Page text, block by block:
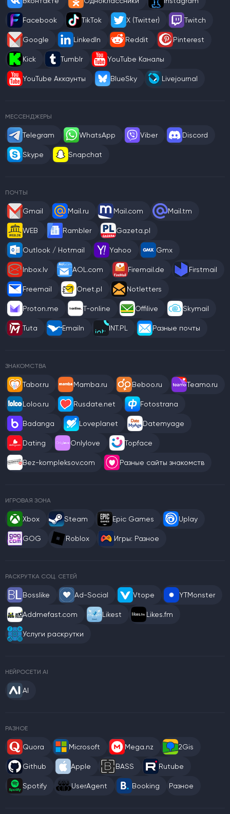
Facebook TikTok X (Twitter) Twitch
Google LinkedIn Reddit Pinterest
Kick Tumblr YouTube Каналы
YouTube Аккаунты BlueSky Livejournal
МЕССЕНДЖЕРЫ
Telegram WhatsApp Viber Discord
Skype Snapchat
ПОЧТЫ
Gmail Mail.ru Mail.com Mail.tm
WEB Rambler Gazeta.pl
Outlook / Hotmail Yahoo Gmx
Inbox.lv AOL.com Firemail.de Firstmail
Freemail Onet.pl Notletters
Proton.me T-online Offilive Skymail
Tuta Emailn INT.PL Разные почты
ЗНАКОМСТВА
Tabor.ru Mamba.ru Beboo.ru Teamo.ru
Loloo.ru Rusdate.net Fotostrana
Badanga Loveplanet Datemyage
Dating Onlylove Topface
Bez-kompleksov.com Разные сайты знакомств
ИГРОВАЯ ЗОНА
Xbox Steam Epic Games Uplay
GOG Roblox Игры: Разное
РАСКРУТКА СОЦ. СЕТЕЙ
Bosslike Ad-Social Vtope YTMonster
Addmefast.com Likest Likes.fm
Услуги раскрутки
НЕЙРОСЕТИ AI
AI
РАЗНОЕ
Quora Microsoft Mega.nz 2Gis
Github Apple BASS Rutube
Spotify UserAgent Booking Разное